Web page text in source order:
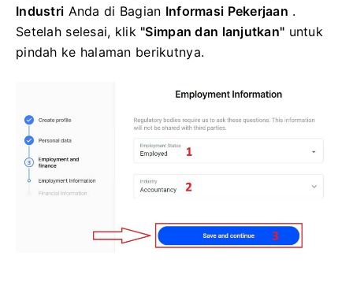
Industri Anda di Bagian Informasi Pekerjaan .
Setelah selesai, klik "Simpan dan lanjutkan" untuk
pindah ke halaman berikutnya.